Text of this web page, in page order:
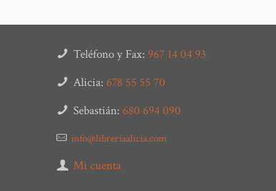
Teléfono y Fax:967 14 04 93
Alicia:678 55 55 70
Sebastián:680 694 090
info@libreriaalicia.com
Mi cuenta